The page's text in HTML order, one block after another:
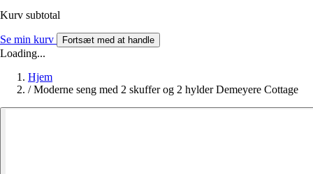
Kurv subtotal
Se min kurv Fortsæt med at handle
Loading...
Hjem
/ Moderne seng med 2 skuffer og 2 hylder Demeyere Cottage